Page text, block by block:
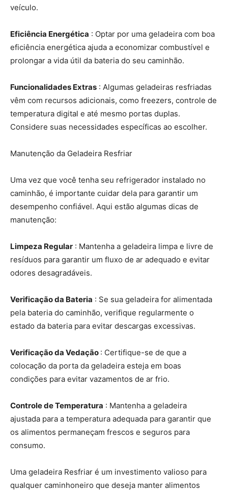
veículo.
Eficiência Energética : Optar por uma geladeira com boa
eficiência energética ajuda a economizar combustível e
prolongar a vida útil da bateria do seu caminhão.
Funcionalidades Extras : Algumas geladeiras resfriadas
vêm com recursos adicionais, como freezers, controle de
temperatura digital e até mesmo portas duplas.
Considere suas necessidades específicas ao escolher.
Manutenção da Geladeira Resfriar
Uma vez que você tenha seu refrigerador instalado no
caminhão, é importante cuidar dela para garantir um
desempenho confiável. Aqui estão algumas dicas de
manutenção:
Limpeza Regular : Mantenha a geladeira limpa e livre de
resíduos para garantir um fluxo de ar adequado e evitar
odores desagradáveis.
Verificação da Bateria : Se sua geladeira for alimentada
pela bateria do caminhão, verifique regularmente o
estado da bateria para evitar descargas excessivas.
Verificação da Vedação : Certifique-se de que a
colocação da porta da geladeira esteja em boas
condições para evitar vazamentos de ar frio.
Controle de Temperatura : Mantenha a geladeira
ajustada para a temperatura adequada para garantir que
os alimentos permaneçam frescos e seguros para
consumo.
Uma geladeira Resfriar é um investimento valioso para
qualquer caminhoneiro que deseja manter alimentos